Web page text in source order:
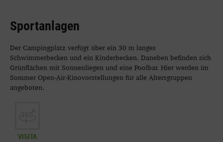
Sportanlagen
Der Campingplatz verfügt über ein 30 m langes
Schwimmerbecken und ein Kinderbecken. Daneben befinden sich
Grünflächen mit Sonnenliegen und eine Poolbar. Hier werden im
Sommer Open-Air-Kinovorstellungen für alle Altersgruppen
angeboten.
VISITA